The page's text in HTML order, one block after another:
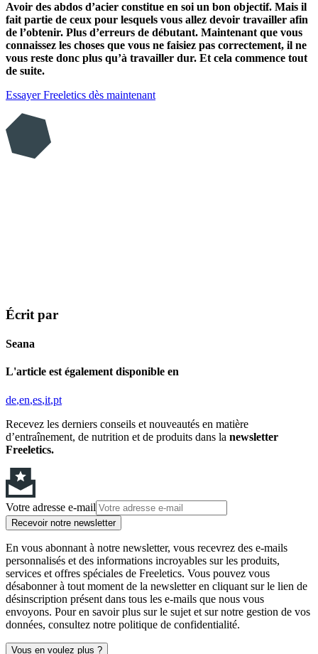
Avoir des abdos d’acier constitue en soi un bon objectif. Mais il
fait partie de ceux pour lesquels vous allez devoir travailler afin
de l’obtenir. Plus d’erreurs de débutant. Maintenant que vous
connaissez les choses que vous ne faisiez pas correctement, il ne
vous reste donc plus qu’à travailler dur. Et cela commence tout
de suite.
Essayer Freeletics dès maintenant
Écrit par
Seana
L'article est également disponible en
de en es it pt
Recevez les derniers conseils et nouveautés en matière
d’entraînement, de nutrition et de produits dans la newsletter
Freeletics.
Votre adresse e-mail
Recevoir notre newsletter
En vous abonnant à notre newsletter, vous recevrez des e-mails
personnalisés et des informations incroyables sur les produits,
services et offres spéciales de Freeletics. Vous pouvez vous
désabonner à tout moment de la newsletter en cliquant sur le lien de
désinscription présent dans tous les e-mails que nous vous
envoyons. Pour en savoir plus sur le sujet et sur notre gestion de vos
données, consultez notre politique de confidentialité.
Vous en voulez plus ?